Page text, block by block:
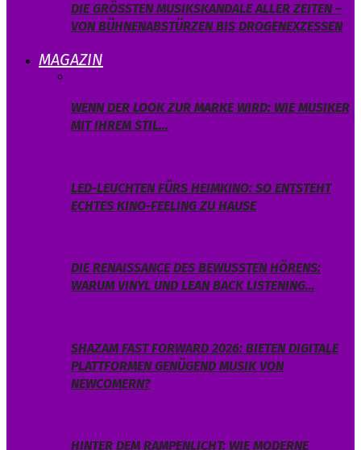
DIE GRÖSSTEN MUSIKSKANDALE ALLER ZEITEN – V
ON BÜHNENABSTÜRZEN BIS DROGENEXZESSEN
MAGAZIN
WENN DER LOOK ZUR MARKE WIRD: WIE MUSIKER
MIT IHREM STIL…
LED-LEUCHTEN FÜRS HEIMKINO: SO ENTSTEHT
ECHTES KINO-FEELING ZU HAUSE
DIE RENAISSANCE DES BEWUSSTEN HÖRENS:
WARUM VINYL UND LEAN BACK LISTENING…
SHAZAM FAST FORWARD 2026: BIETEN DIGITALE
PLATTFORMEN GENÜGEND MUSIK VON
NEWCOMERN?
HINTER DEM RAMPENLICHT: WIE MODERNE